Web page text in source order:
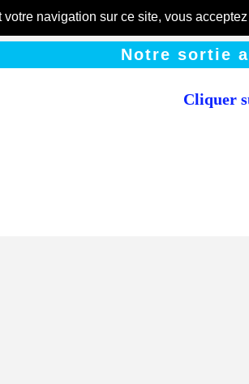
votre navigation sur ce site, vous
Notre sortie
Cliquer